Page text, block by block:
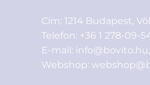
Cím: 1214 Budapest,
Telefon: +36 1 278-09-
E-mail: info@bovito.hu
Webshop: